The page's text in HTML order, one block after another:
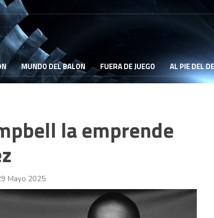
MUNDO DEL BALON FUERA DE JUEGO AL PIE DEL
la emprende
Mayo 2025